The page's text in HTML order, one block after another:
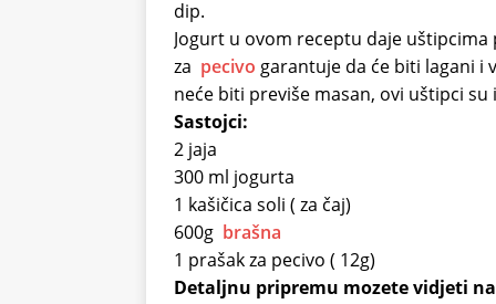
dip.
Jogurt u ovom receptu daje
za pecivo garantuje da će biti lagani i
neće biti previše masan, ovi uštipci su
Sastojci:
2 jaja
300 ml jogurta
1 kašičica soli ( za čaj)
600g brašna
1 prašak za pecivo ( 12g)
Detaljnu pripremu mozete vidjeti